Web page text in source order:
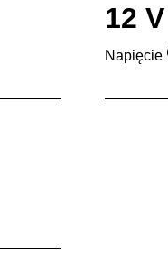
12 V
Napięcie